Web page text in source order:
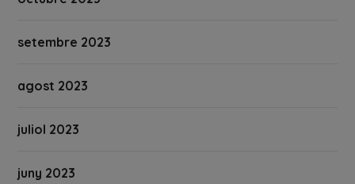
setembre 2023
agost 2023
juliol 2023
juny 2023